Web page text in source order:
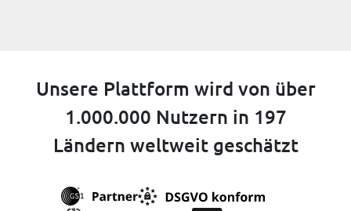
Unsere Plattform wird von über
1.000.000 Nutzern in 197
Ländern weltweit geschätzt